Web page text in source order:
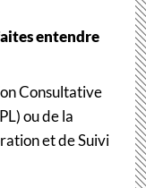
entendre
Consultative
ou de la
et de Suivi